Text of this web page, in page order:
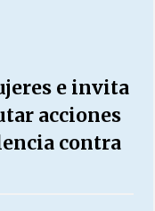
e invita
acciones
contra